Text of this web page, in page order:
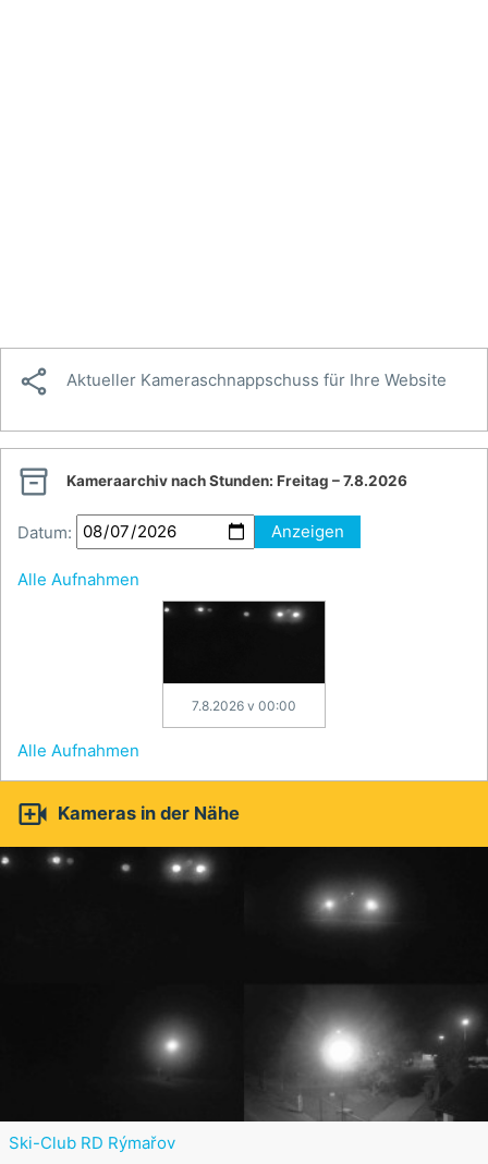
 Aktueller Kameraschnappschuss für Ihre Website
 Kameraarchiv nach Stunden: Freitag – 7.8.2026
Datum: Anzeigen
Alle Aufnahmen
7.8.2026 v 00:00
Alle Aufnahmen
 Kameras in der Nähe
Ski-Club RD Rýmařov